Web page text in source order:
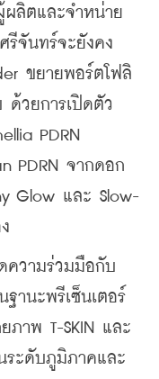
ผลิตและจำหน่าย
จันทร์จะยังคง
ขยายพอร์ตโฟลิ
ด้วยการเปิดตัว
PDRN
PDRN จากดอก
Glow และ Slow-
ฐานะพรีเซ็นเตอร์
ภาพ T-SKIN และ
ะดับภูมิภาคและ